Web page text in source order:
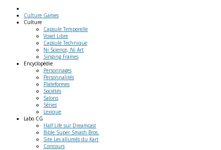
Culture Games
Culture
Capsule Temporelle
Voxel Libre
Capsule Technique
Ni Science, Ni Art
Singing Frames
Encyclopédie
Personnages
Personnalités
Plateformes
Sociétés
Salons
Séries
Lexique
Labo CG
Half Life sur Dreamcast
Bible Super Smash Bros.
Site Les allumés du Kart
Concours